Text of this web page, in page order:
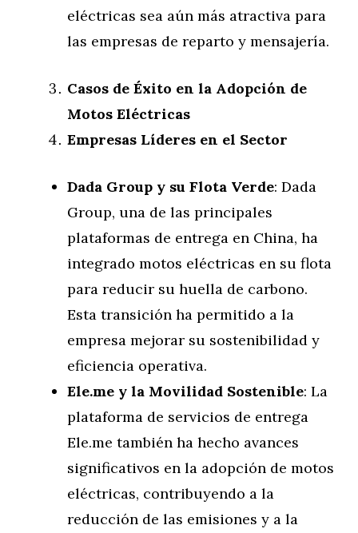
eléctricas sea aún más atractiva para
las empresas de reparto y mensajería.
Casos de Éxito en la Adopción de
Motos Eléctricas
Empresas Líderes en el Sector
Dada Group y su Flota Verde: Dada
Group, una de las principales
plataformas de entrega en China, ha
integrado motos eléctricas en su flota
para reducir su huella de carbono.
Esta transición ha permitido a la
empresa mejorar su sostenibilidad y
eficiencia operativa.
Ele.me y la Movilidad Sostenible: La
plataforma de servicios de entrega
Ele.me también ha hecho avances
significativos en la adopción de motos
eléctricas, contribuyendo a la
reducción de las emisiones y a la